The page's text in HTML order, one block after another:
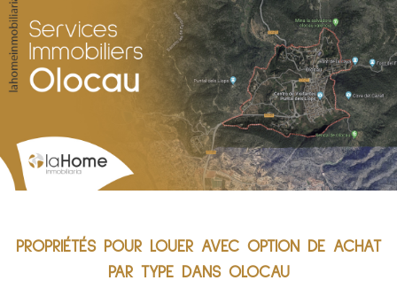
PROPRIÉTÉS POUR LOUER AVEC OPTION DE ACHAT
PAR TYPE DANS OLOCAU